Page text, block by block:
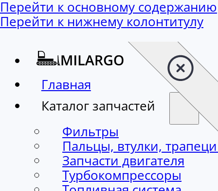
Перейти к основному содержанию
Перейти к нижнему колонтитулу
Главная
Каталог запчастей
Фильтры
Пальцы, втулки,
Запчасти двигателя
Турбокомпрессоры